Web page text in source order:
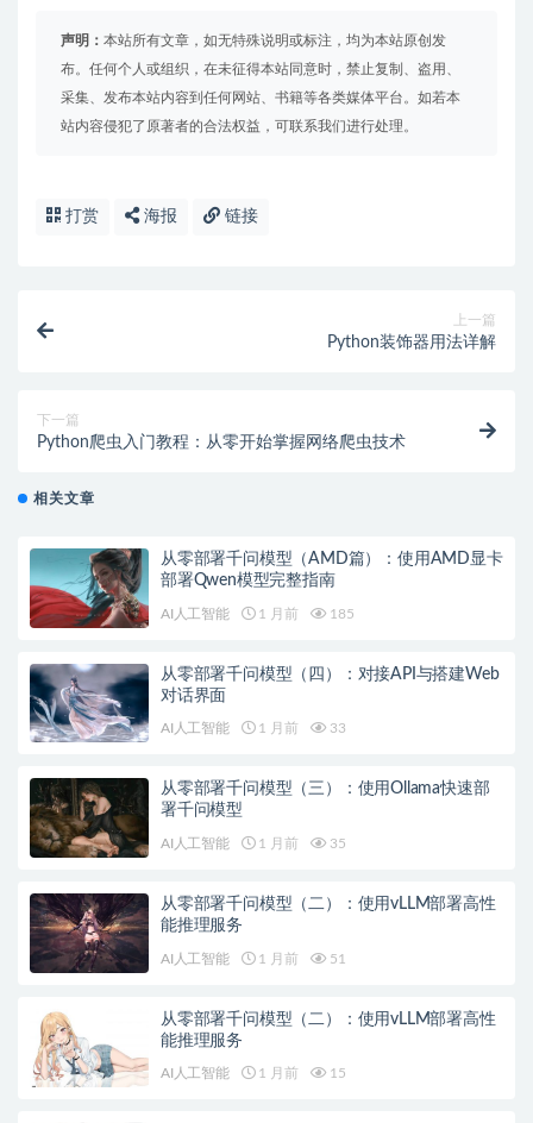
声明： 本站所有文章，如无特殊说明或标注，均为本站原创发
布。任何个人或组织，在未征得本站同意时，禁止复制、盗用、
采集、发布本站内容到任何网站、书籍等各类媒体平台。如若本
站内容侵犯了原著者的合法权益，可联系我们进行处理。
打赏 海报 链接
上一篇
Python装饰器用法详解
下一篇
Python爬虫入门教程：从零开始掌握网络爬虫技术
相关文章
从零部署千问模型（AMD篇）：使用AMD显卡
部署Qwen模型完整指南
AI人工智能 1 月前 185
从零部署千问模型（四）：对接API与搭建Web
对话界面
AI人工智能 1 月前 33
从零部署千问模型（三）：使用Ollama快速部
署千问模型
AI人工智能 1 月前 35
从零部署千问模型（二）：使用vLLM部署高性
能推理服务
AI人工智能 1 月前 51
从零部署千问模型（二）：使用vLLM部署高性
能推理服务
AI人工智能 1 月前 15